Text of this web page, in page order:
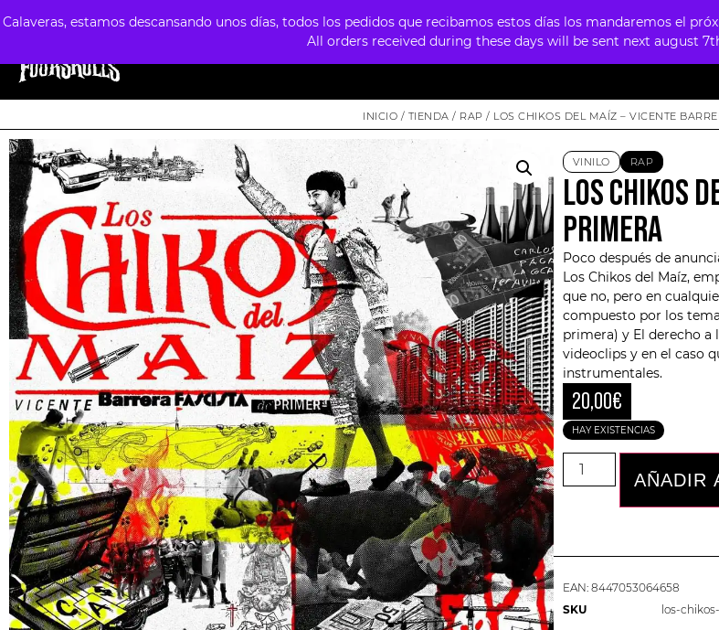
Calaveras, estamos descansando unos días, todos los pedidos que recibamos estos días los mandaremos el
All orders received during these days will be sent next august
FORMATOS PREVENTAS OFERTAS MERCHANDISING FOUR
INICIO / TIENDA / RAP / LOS CHIKOS DEL MAÍZ – VICENTE
VINILO RAP
LOS CHIKOS
PRIMERA
Poco después de
Los Chikos del Maíz,
que no, pero en
compuesto por los
primera) y El derecho a
videoclips y en el caso
instrumentales.
20,00€
HAY EXISTENCIAS
AÑADIR
EAN: 8447053064658
SKU
los-